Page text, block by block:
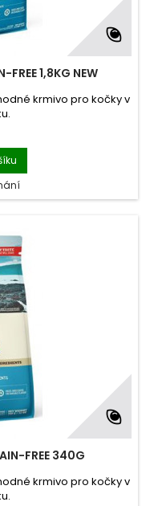
1,8KG NEW
krmivo pro kočky v
FREE 340G
krmivo pro kočky v